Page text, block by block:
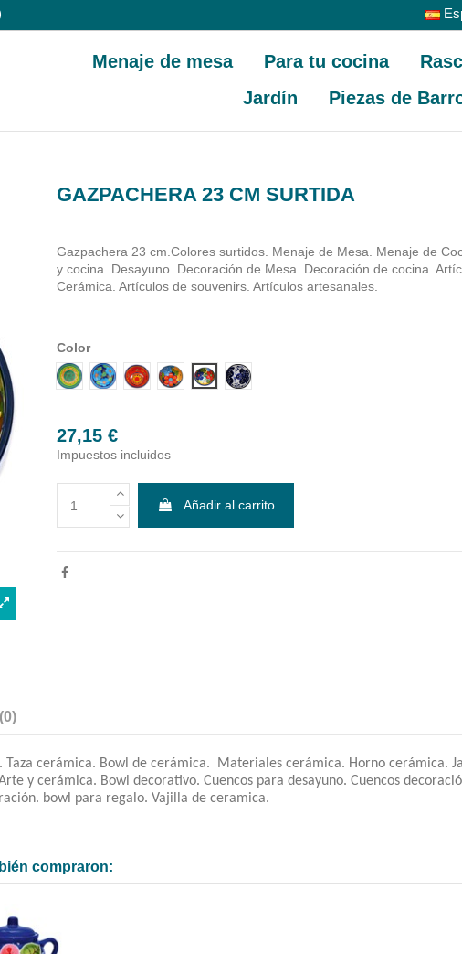
Menaje de mesa Para tu cocina
Jardín
Piezas de
GAZPACHERA 23 CM SURTIDA
Gazpachera 23 cm.Colores surtidos. Menaje de Mesa. Menaje de
y cocina. Desayuno. Decoración de Mesa. Decoración de cocina.
Cerámica. Artículos de souvenirs. Artículos artesanales.
Color
Diseño 1Diseño 2Diseño 3Diseño 4Diseño 5Diseño 6
27,15 €
Impuestos incluidos
Añadir al carrito
(0)
Taza cerámica. Bowl de cerámica. Materiales cerámica. Horno cerámica.
y cerámica. Bowl decorativo. Cuencos para desayuno. Cuencos
bowl para regalo. Vajilla de ceramica.
compraron: